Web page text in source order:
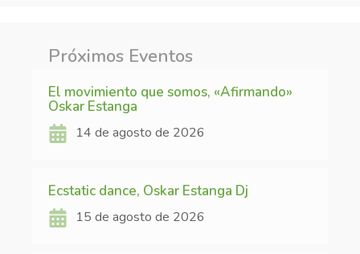
Próximos Eventos
El movimiento que somos, «Afirmando»
Oskar Estanga
14 de agosto de 2026
Ecstatic dance, Oskar Estanga Dj
15 de agosto de 2026